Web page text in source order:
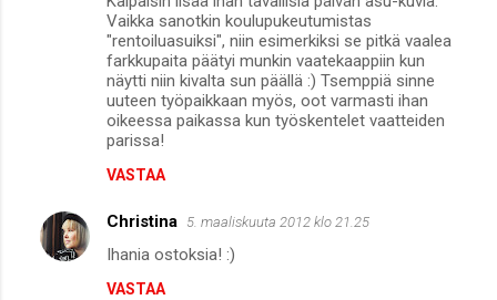
Vaikka sanotkin koulupukeutumistas
"rentoiluasuiksi", niin esimerkiksi se pitkä vaalea
farkkupaita päätyi munkin vaatekaappiin kun
näytti niin kivalta sun päällä :) Tsemppiä sinne
uuteen työpaikkaan myös, oot varmasti ihan
oikeessa paikassa kun työskentelet vaatteiden
parissa!
VASTAA
Christina 5. maaliskuuta 2012 klo 21.25
Ihania ostoksia! :)
VASTAA